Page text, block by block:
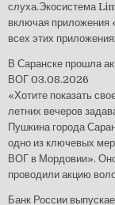
слуха.Экосистема
включая
всех этих
В Саранске прошла
ВОГ 03.08.2026
«Хотите показать
летних вечеров
Пушкина города
одно из ключевых
ВОГ в Мордовии».
проводили акцию
Банк России